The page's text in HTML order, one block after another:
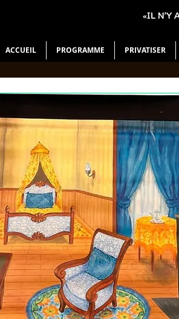
ACCUEIL PROGRAMME PRIVATISER